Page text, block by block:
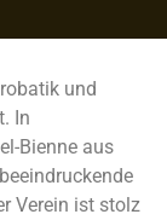
und
In
Bienne aus
Verein ist stolz